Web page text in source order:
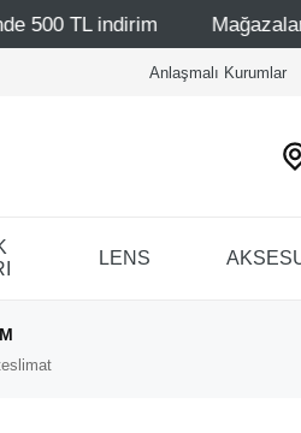
Mağazalarımız –
Anlaşmalı Kurumlar
LENS